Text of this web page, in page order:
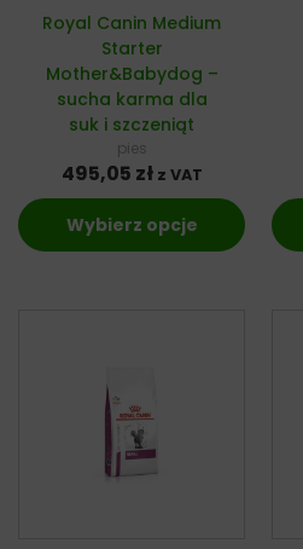
Royal Canin Medium
Starter
Mother&Babydog –
sucha karma dla
suk i szczeniąt
pies
495,05 zł z VAT
Wybierz opcje